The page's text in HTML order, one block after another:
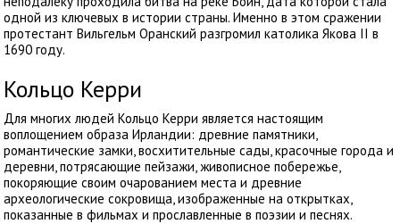
одной из ключевых в истории страны. Именно в этом сражении
протестант Вильгельм Оранский разгромил католика Якова II в
1690 году.
Кольцо Керри
Для многих людей Кольцо Керри является настоящим
воплощением образа Ирландии: древние памятники,
романтические замки, восхитительные сады, красочные города и
деревни, потрясающие пейзажи, живописное побережье,
покоряющие своим очарованием места и древние
археологические сокровища, изображенные на открытках,
показанные в фильмах и прославленные в поэзии и песнях.